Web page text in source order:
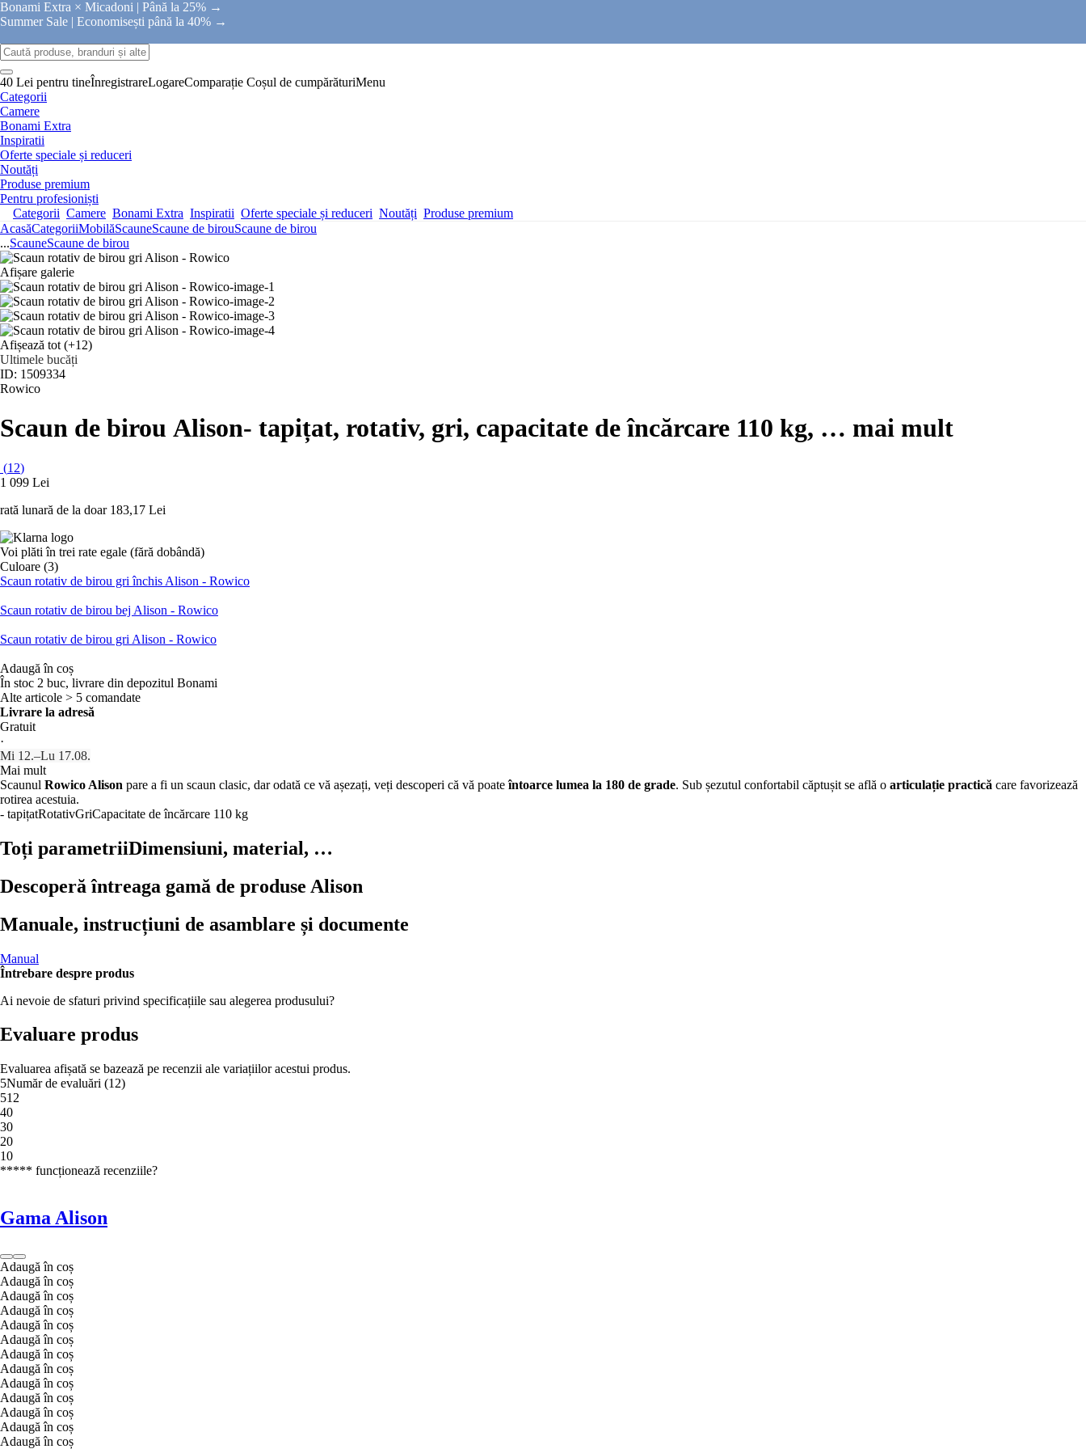
Bonami Extra × Micadoni | Până la 25% →
Summer Sale | Economisești până la 40% →
40 Lei pentru tineÎnregistrareLogareComparație Coșul de cumpărăturiMenu
Categorii
Camere
Bonami Extra
Inspiratii
Oferte speciale și reduceri
Noutăți
Produse premium
Pentru profesioniști
Categorii Camere Bonami Extra Inspiratii Oferte speciale și reduceri Noutăți Produse premium
AcasăCategoriiMobilăScauneScaune de birouScaune de birou
...ScauneScaune de birou
Afișare galerie
Afișează tot (+12)
Ultimele bucăți
ID: 1509334
Rowico
Scaun de birou Alison- tapițat, rotativ, gri, capacitate de încărcare 110 kg, … mai mult
(12)
1 099 Lei
rată lunară de la doar 183,17 Lei
Voi plăti în trei rate egale (fără dobândă)
Culoare (3)
Scaun rotativ de birou gri închis Alison - Rowico
Scaun rotativ de birou bej Alison - Rowico
Scaun rotativ de birou gri Alison - Rowico
Adaugă în coș
În stoc 2 buc, livrare din depozitul Bonami
Alte articole > 5 comandate
Livrare la adresă
Gratuit
·
Mi 12.–Lu 17.08.
Mai mult
Scaunul Rowico Alison pare a fi un scaun clasic, dar odată ce vă așezați, veți descoperi că vă poateîntoarce lumea la 180 de grade. Sub șezutul confortabil căptușit se află o articulație practică care favorizează
rotirea acestuia.
- tapițatRotativGriCapacitate de încărcare 110 kg
Toți parametriiDimensiuni, material, …
Descoperă întreaga gamă de produse Alison
Manuale, instrucțiuni de asamblare și documente
Manual
Întrebare despre produs
Ai nevoie de sfaturi privind specificațiile sau alegerea produsului?
Evaluare produs
Evaluarea afișată se bazează pe recenzii ale variațiilor acestui produs.
5Număr de evaluări (12)
512
40
30
20
10
***** funcționează recenziile?
Gama Alison
Adaugă în coș
Adaugă în coș
Adaugă în coș
Adaugă în coș
Adaugă în coș
Adaugă în coș
Adaugă în coș
Adaugă în coș
Adaugă în coș
Adaugă în coș
Adaugă în coș
Adaugă în coș
Adaugă în coș